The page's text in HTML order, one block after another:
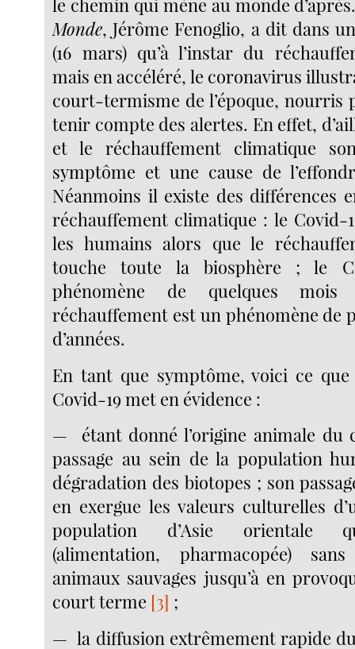
le chemin qui mène au monde
Monde, Jérôme Fenoglio, a dit dans
(16 mars) qu’à l’instar du
mais en accéléré, le coronavirus
court-termisme de l’époque, nourris
tenir compte des alertes. En effet,
et le réchauffement climatique
symptôme et une cause de
Néanmoins il existe des différences
réchauffement climatique : le Covid-
les humains alors que le
touche toute la biosphère ; le
phénomène de quelques
réchauffement est un phénomène de
d’années.
En tant que symptôme, voici ce
Covid-19 met en évidence :
— étant donné l’origine animale du
passage au sein de la population
dégradation des biotopes ; son
en exergue les valeurs culturelles
population d’Asie orientale
(alimentation, pharmacopée)
animaux sauvages jusqu’à en
court terme [3] ;
— la diffusion extrêmement rapide